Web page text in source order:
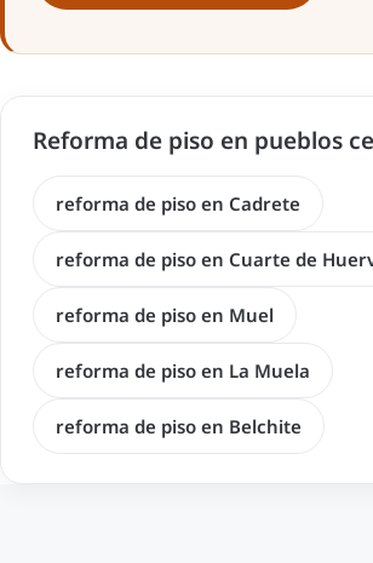
Reforma de piso en pueblos
reforma de piso en Cadrete
reforma de piso en Cuarte de
reforma de piso en Muel
reforma de piso en La Muela
reforma de piso en Belchite